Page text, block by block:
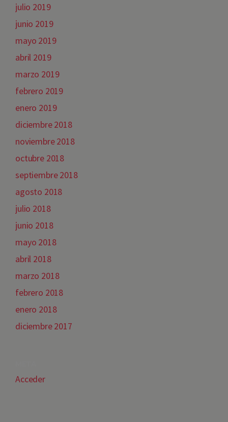
julio 2019
junio 2019
mayo 2019
abril 2019
marzo 2019
febrero 2019
enero 2019
diciembre 2018
noviembre 2018
octubre 2018
septiembre 2018
agosto 2018
julio 2018
junio 2018
mayo 2018
abril 2018
marzo 2018
febrero 2018
enero 2018
diciembre 2017
Acceder